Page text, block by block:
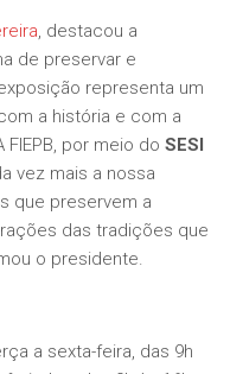
, destacou a
de preservar e
representa um
a história e com a
por meio do SESI
vez mais a nossa
que preservem a
das tradições que
o presidente.
a sexta-feira, das 9h